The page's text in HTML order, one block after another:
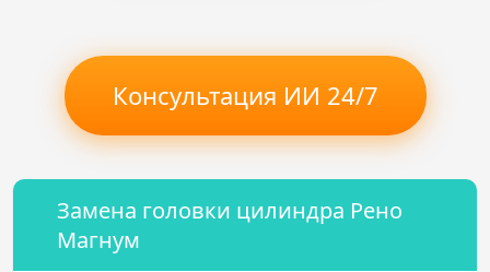
Консультация ИИ 24/7
Замена головки цилиндра Рено
Магнум